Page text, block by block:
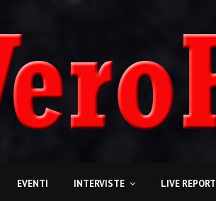
EVENTI INTERVISTE LIVE REPORT